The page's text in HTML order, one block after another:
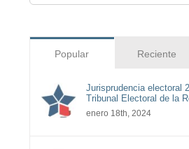
Popular Reciente
Jurisprudencia electoral
Tribunal Electoral de la
enero 18th, 2024